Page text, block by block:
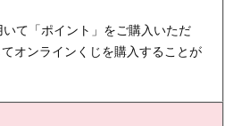
て「ポイント」をご購入いただ
オンラインくじを購入することが